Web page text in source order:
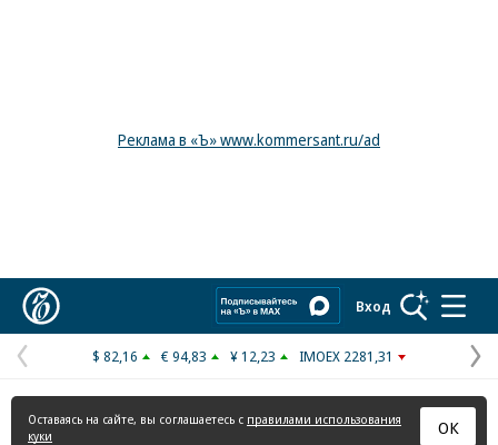
Реклама в «Ъ» www.kommersant.ru/ad
Вход
Предыдущая
страница
$ 82,16 € 94,83 ¥ 12,23 IMOEX 2281,31
Оставаясь на сайте, вы соглашаетесь с правилами использования
куки
ОК